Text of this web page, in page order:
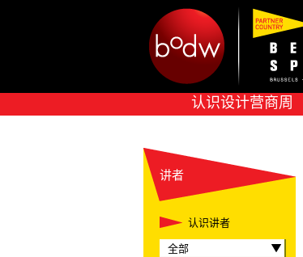
认识设计营商周
讲者
认识讲者
全部